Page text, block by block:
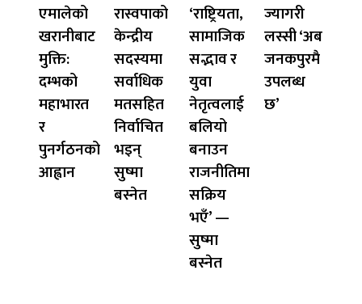
एमालेको
खरानीबाट
मुक्ति:
दम्भको
महाभारत
र
पुनर्गठनको
आह्वान
रास्वपाको
केन्द्रीय
सदस्यमा
सर्वाधिक
मतसहित
निर्वाचित
भइन्
सुष्मा
बस्नेत
‘राष्ट्रियता,
सामाजिक
सद्भाव र
युवा
नेतृत्वलाई
बलियो
बनाउन
राजनीतिमा
सक्रिय
भएँ’ —
सुष्मा
बस्नेत
ज्यागरी
लस्सी ‘अब
जनकपुरमै
उपलब्ध
छ’